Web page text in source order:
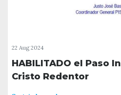
22 Aug 2024
HABILITADO el Paso
Cristo Redentor